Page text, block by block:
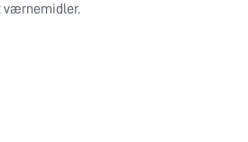
værnemidler.